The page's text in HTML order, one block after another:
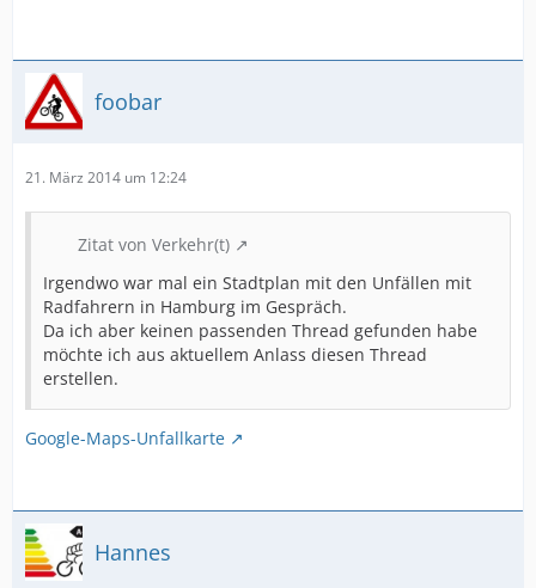
foobar
21. März 2014 um 12:24
Zitat von Verkehr(t)
Irgendwo war mal ein Stadtplan mit den Unfällen mit
Radfahrern in Hamburg im Gespräch.
Da ich aber keinen passenden Thread gefunden habe
möchte ich aus aktuellem Anlass diesen Thread
erstellen.
Google-Maps-Unfallkarte
Hannes